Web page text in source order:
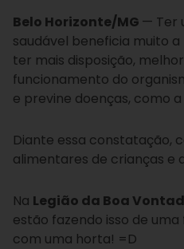
Belo Horizonte/MG — Ter
saudável beneficia muito a
ter mais disposição,
funcionamento do
e previne doenças, como
Diante essa constatação,
alimentares de crianças e
Na Legião da Boa
estão fazendo isso de
com uma horta! =D